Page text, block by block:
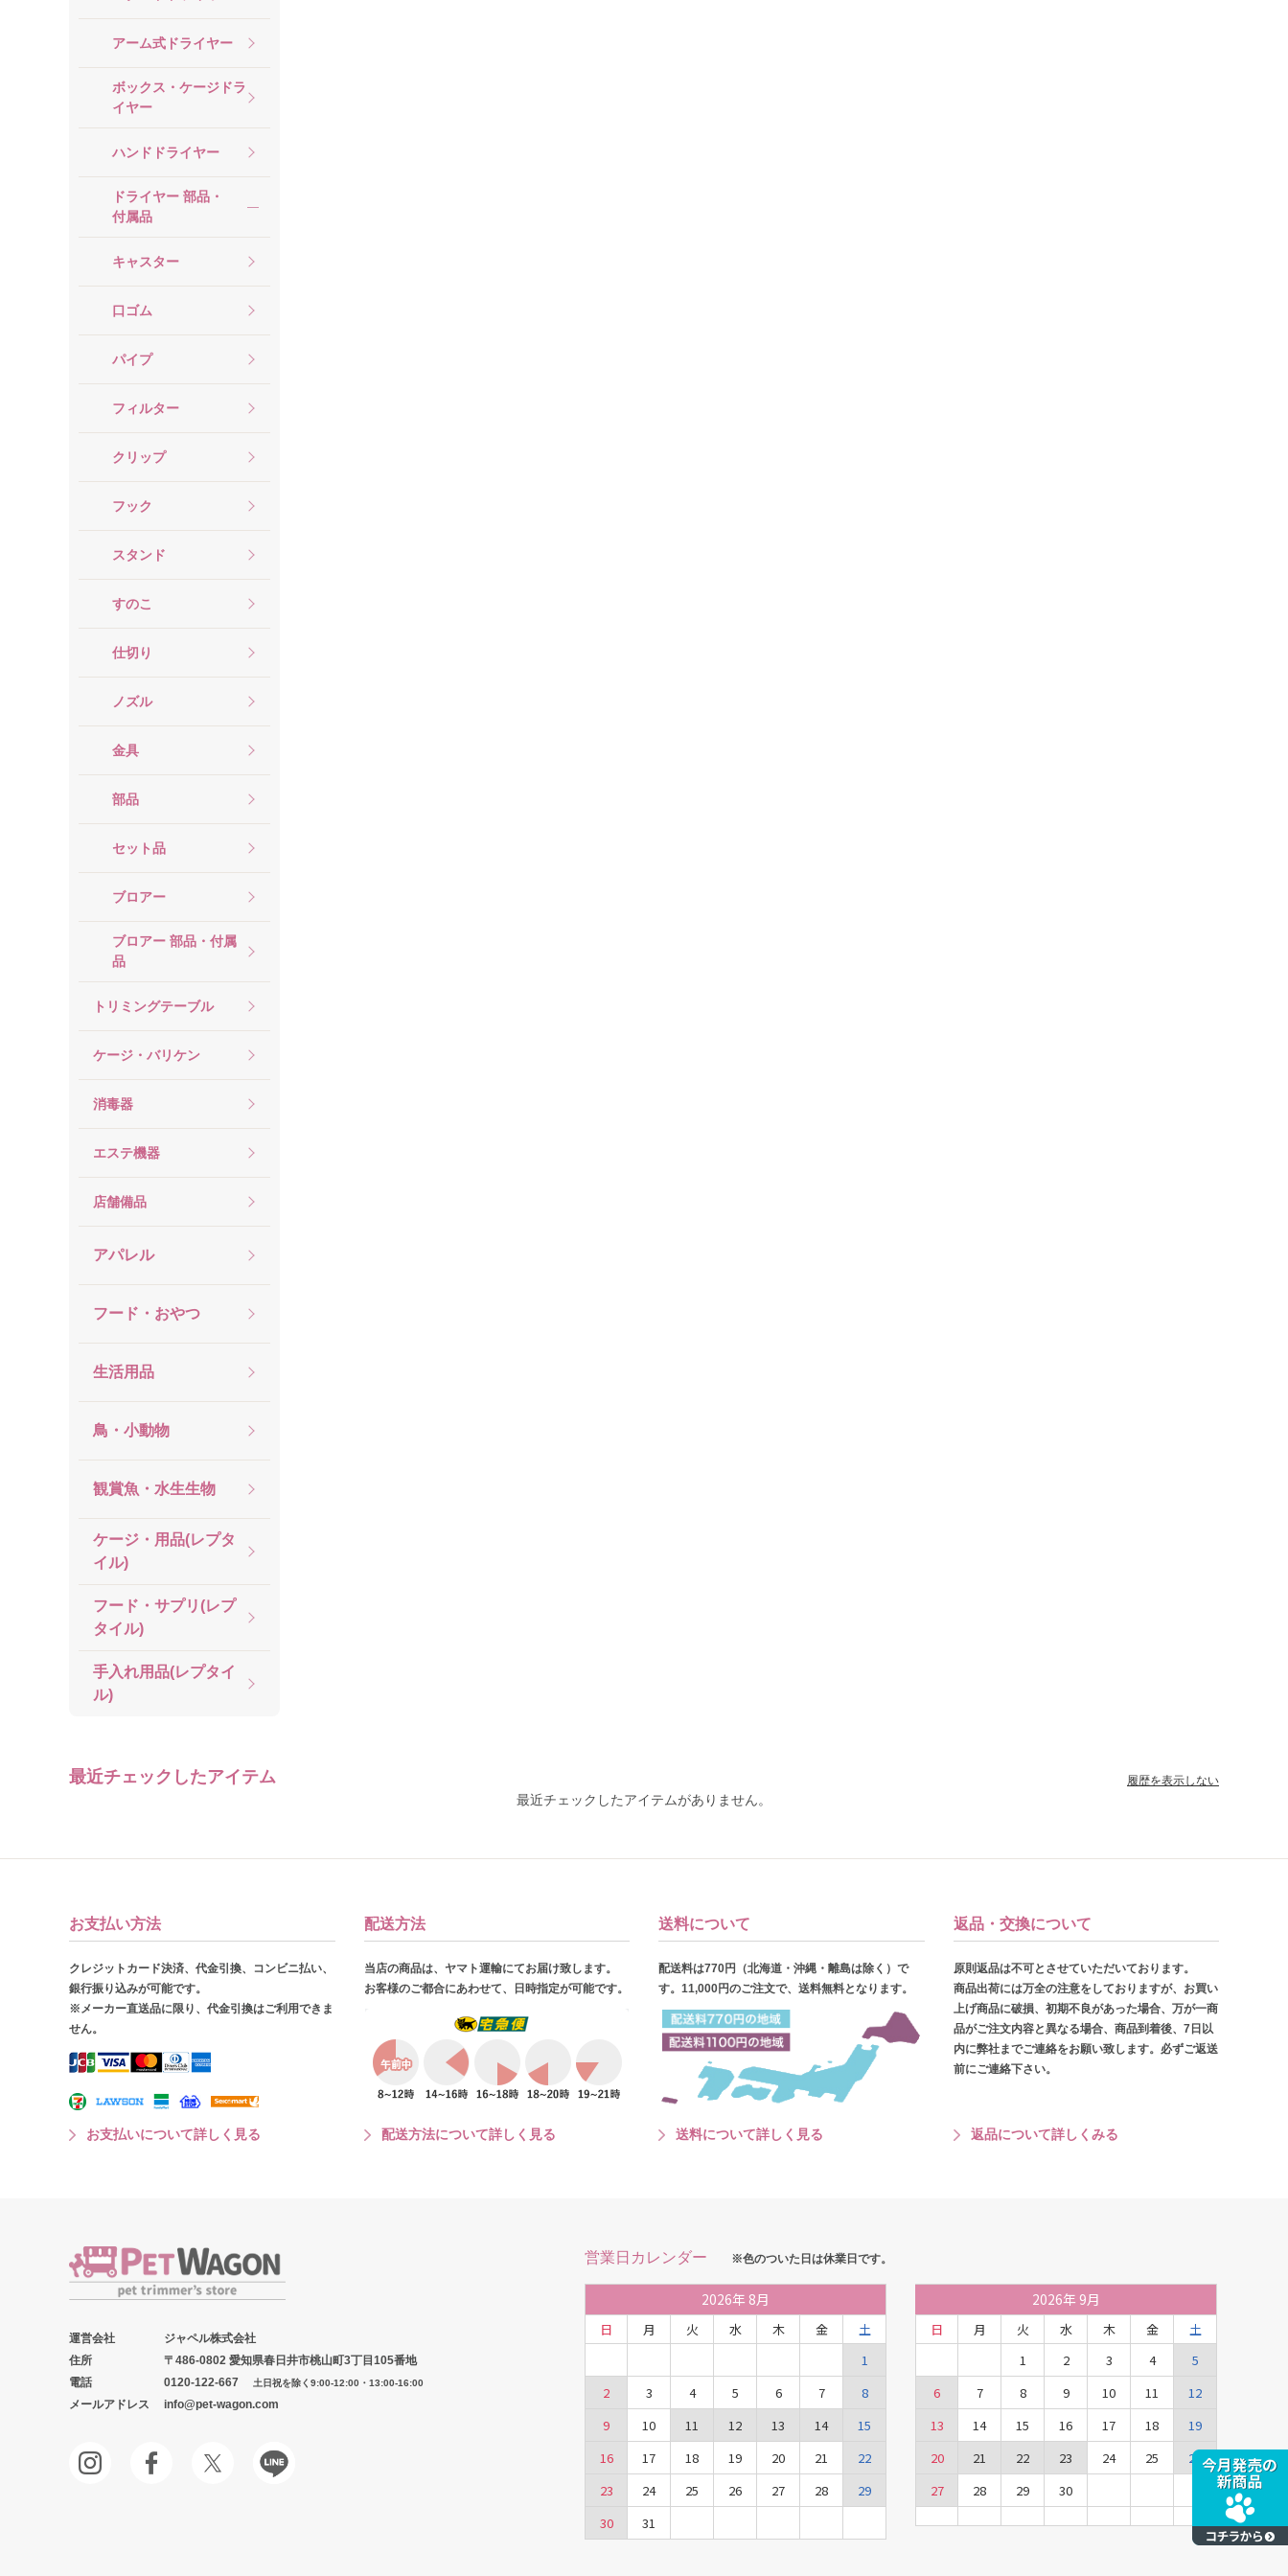
アーム式ドライヤー
ボックス・ケージドラ
イヤー
ハンドドライヤー
ドライヤー 部品・
付属品
キャスター
口ゴム
パイプ
フィルター
クリップ
フック
スタンド
すのこ
仕切り
ノズル
金具
部品
セット品
ブロアー
ブロアー 部品・付属
品
トリミングテーブル
ケージ・バリケン
消毒器
エステ機器
店舗備品
アパレル
フード・おやつ
生活用品
鳥・小動物
観賞魚・水生生物
ケージ・用品(レプタ
イル)
フード・サプリ(レプ
タイル)
手入れ用品(レプタイ
ル)
最近チェックしたアイテム
最近チェックしたアイテムがありません。
履歴を表示しない
お支払い方法
クレジットカード決済、代金引換、コンビニ払い、
銀行振り込みが可能です。
※メーカー直送品に限り、代金引換はご利用できま
せん。
お支払いについて詳しく見る
配送方法
当店の商品は、ヤマト運輸にてお届け致します。
お客様のご都合にあわせて、日時指定が可能です。
配送方法について詳しく見る
送料について
配送料は770円（北海道・沖縄・離島は除く）で
す。11,000円のご注文で、送料無料となります。
送料について詳しく見る
返品・交換について
原則返品は不可とさせていただいております。
商品出荷には万全の注意をしておりますが、お買い
上げ商品に破損、初期不良があった場合、万が一商
品がご注文内容と異なる場合、商品到着後、7日以
内に弊社までご連絡をお願い致します。必ずご返送
前にご連絡下さい。
返品について詳しくみる
運営会社
ジャペル株式会社
住所
〒486-0802 愛知県春日井市桃山町3丁目105番地
電話
0120-122-667 土日祝を除く9:00-12:00・13:00-16:00
メールアドレス info@pet-wagon.com
営業日カレンダー ※色のついた日は休業日です。
2026年 8月
日 月 火 水 木 金
土
1
2
3 4 5 6 7
8
9
10 11 12 13 14
15
16
17 18 19 20 21
22
23
24 25 26 27 28
29
30
31
2026年 9月
日 月 火 水 木 金
土
1
2 3 4
5
6
7 8 9 10 11
12
13
14 15 16 17 18
19
20
21 22 23 24 25
26
27
28 29 30